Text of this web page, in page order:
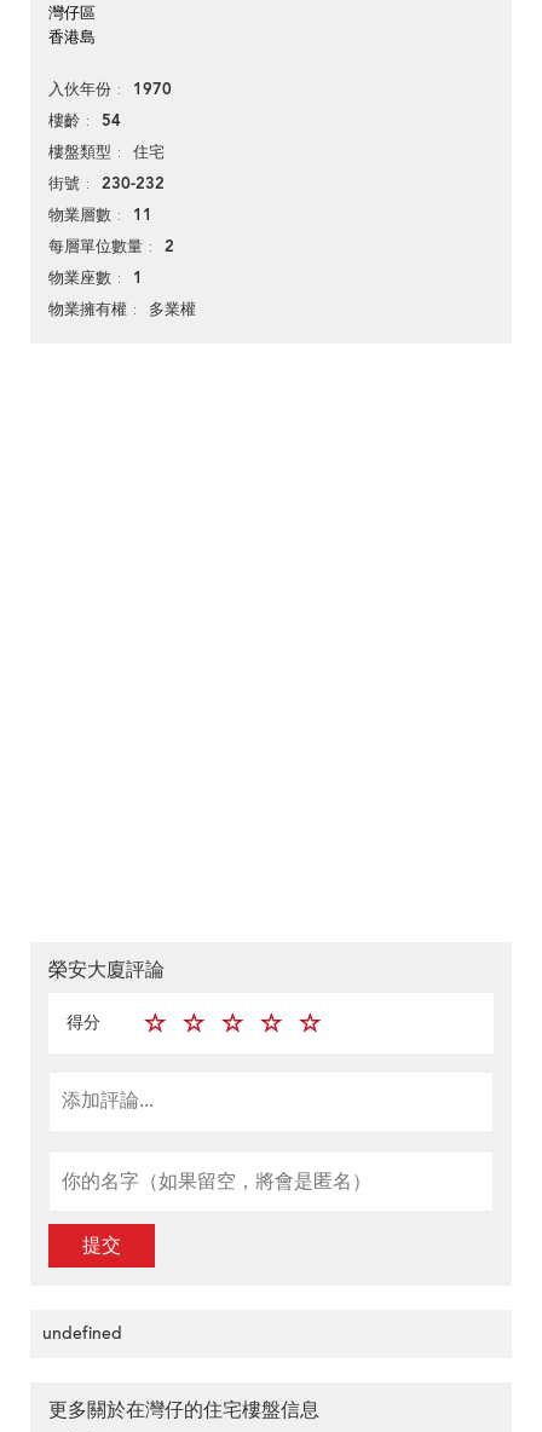
灣仔區
香港島
入伙年份 1970
樓齡 54
樓盤類型 住宅
街號 230-232
物業層數 11
每層單位數量 2
物業座數 1
物業擁有權 多業權
榮安大廈評論
得分
提交
undefined
更多關於在灣仔的住宅樓盤信息